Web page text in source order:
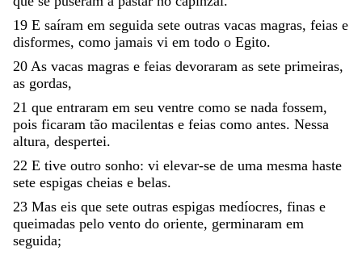
19 E saíram em seguida sete outras vacas magras, feias e
disformes, como jamais vi em todo o Egito.
20 As vacas magras e feias devoraram as sete primeiras,
as gordas,
21 que entraram em seu ventre como se nada fossem,
pois ficaram tão macilentas e feias como antes. Nessa
altura, despertei.
22 E tive outro sonho: vi elevar-se de uma mesma haste
sete espigas cheias e belas.
23 Mas eis que sete outras espigas medíocres, finas e
queimadas pelo vento do oriente, germinaram em
seguida;